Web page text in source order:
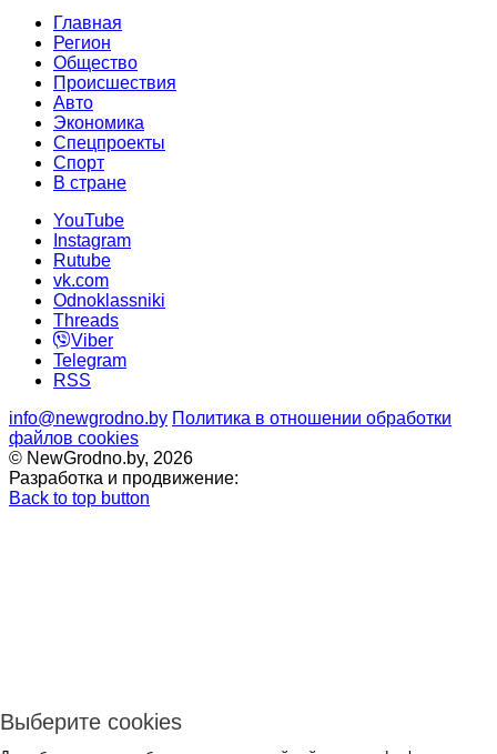
Главная
Регион
Общество
Происшествия
Авто
Экономика
Спецпроекты
Cпорт
В стране
YouTube
Instagram
Rutube
vk.com
Odnoklassniki
Threads
Viber
Telegram
RSS
info@newgrodno.by Политика в отношении обработки
файлов cookies
© NewGrodno.by, 2026
Разработка и продвижение:
Back to top button
Выберите cookies